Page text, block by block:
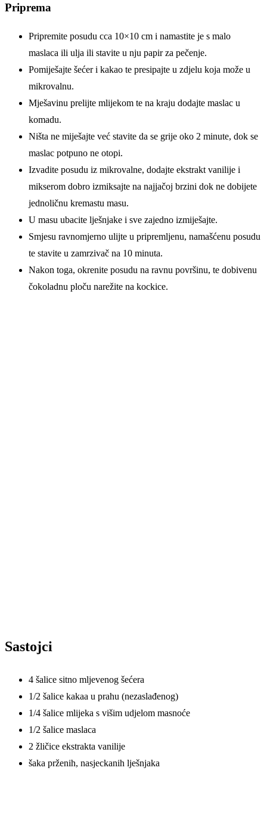
Priprema
Pripremite posudu cca 10×10 cm i namastite je s malo
maslaca ili ulja ili stavite u nju papir za pečenje.
Pomiješajte šećer i kakao te presipajte u zdjelu koja može u
mikrovalnu.
Mješavinu prelijte mlijekom te na kraju dodajte maslac u
komadu.
Ništa ne miješajte već stavite da se grije oko 2 minute, dok se
maslac potpuno ne otopi.
Izvadite posudu iz mikrovalne, dodajte ekstrakt vanilije i
mikserom dobro izmiksajte na najjačoj brzini dok ne dobijete
jednoličnu kremastu masu.
U masu ubacite lješnjake i sve zajedno izmiješajte.
Smjesu ravnomjerno ulijte u pripremljenu, namašćenu posudu
te stavite u zamrzivač na 10 minuta.
Nakon toga, okrenite posudu na ravnu površinu, te dobivenu
čokoladnu ploču narežite na kockice.
Sastojci
4 šalice sitno mljevenog šećera
1/2 šalice kakaa u prahu (nezaslađenog)
1/4 šalice mlijeka s višim udjelom masnoće
1/2 šalice maslaca
2 žličice ekstrakta vanilije
šaka prženih, nasjeckanih lješnjaka